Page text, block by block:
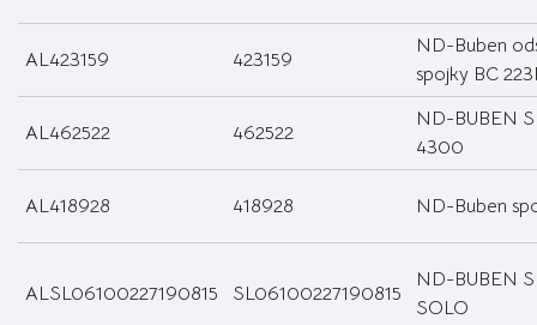
AL423159 423159
ND-Buben
spojky BC
AL462522 462522
ND-BUBEN
4300
AL418928 418928 ND-Buben
ALSL06100227190815 SL06100227190815
ND-BUBEN
SOLO